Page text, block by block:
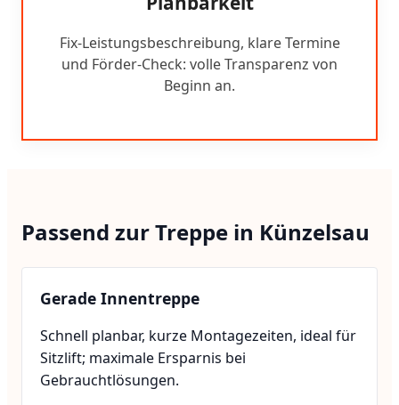
Fix-Leistungsbeschreibung, klare Termine
und Förder-Check: volle Transparenz von
Beginn an.
Passend zur Treppe in Künzelsau
Gerade Innentreppe
Schnell planbar, kurze Montagezeiten, ideal für
Sitzlift; maximale Ersparnis bei
Gebrauchtlösungen.